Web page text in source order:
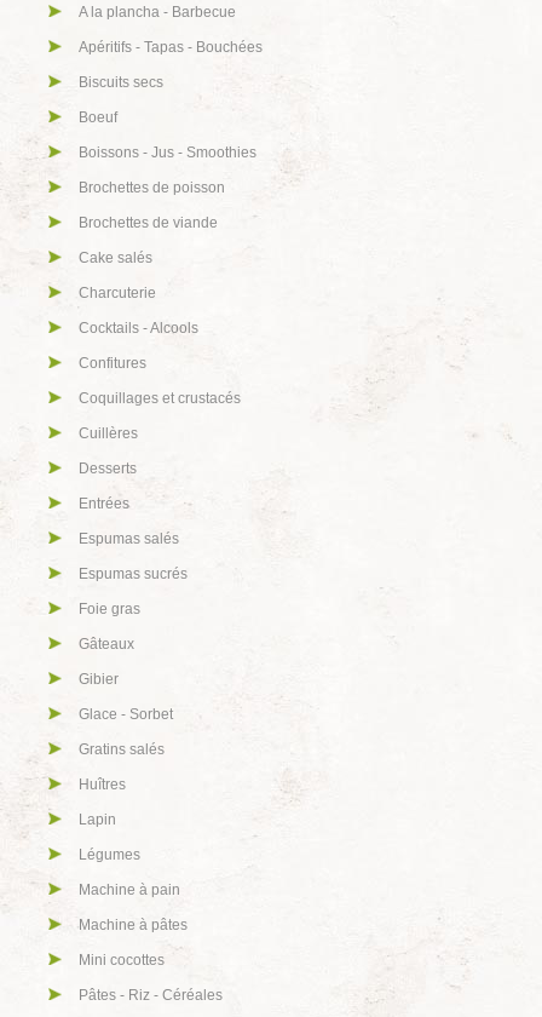
A la plancha - Barbecue
Apéritifs - Tapas - Bouchées
Biscuits secs
Boeuf
Boissons - Jus - Smoothies
Brochettes de poisson
Brochettes de viande
Cake salés
Charcuterie
Cocktails - Alcools
Confitures
Coquillages et crustacés
Cuillères
Desserts
Entrées
Espumas salés
Espumas sucrés
Foie gras
Gâteaux
Gibier
Glace - Sorbet
Gratins salés
Huîtres
Lapin
Légumes
Machine à pain
Machine à pâtes
Mini cocottes
Pâtes - Riz - Céréales